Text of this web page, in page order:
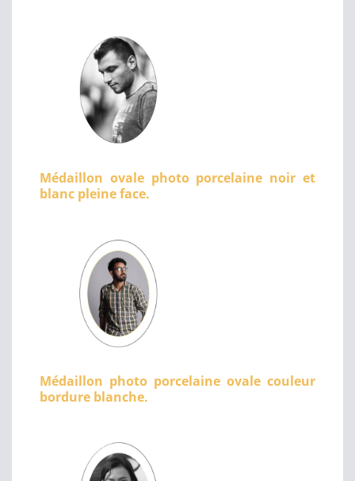
Médaillon ovale photo porcelaine noir et
blanc pleine face.
Médaillon photo porcelaine ovale couleur
bordure blanche.